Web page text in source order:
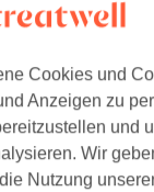
Friseur
(3)
Cookies und
Anzeigen zu
und
Wir
Nutzung